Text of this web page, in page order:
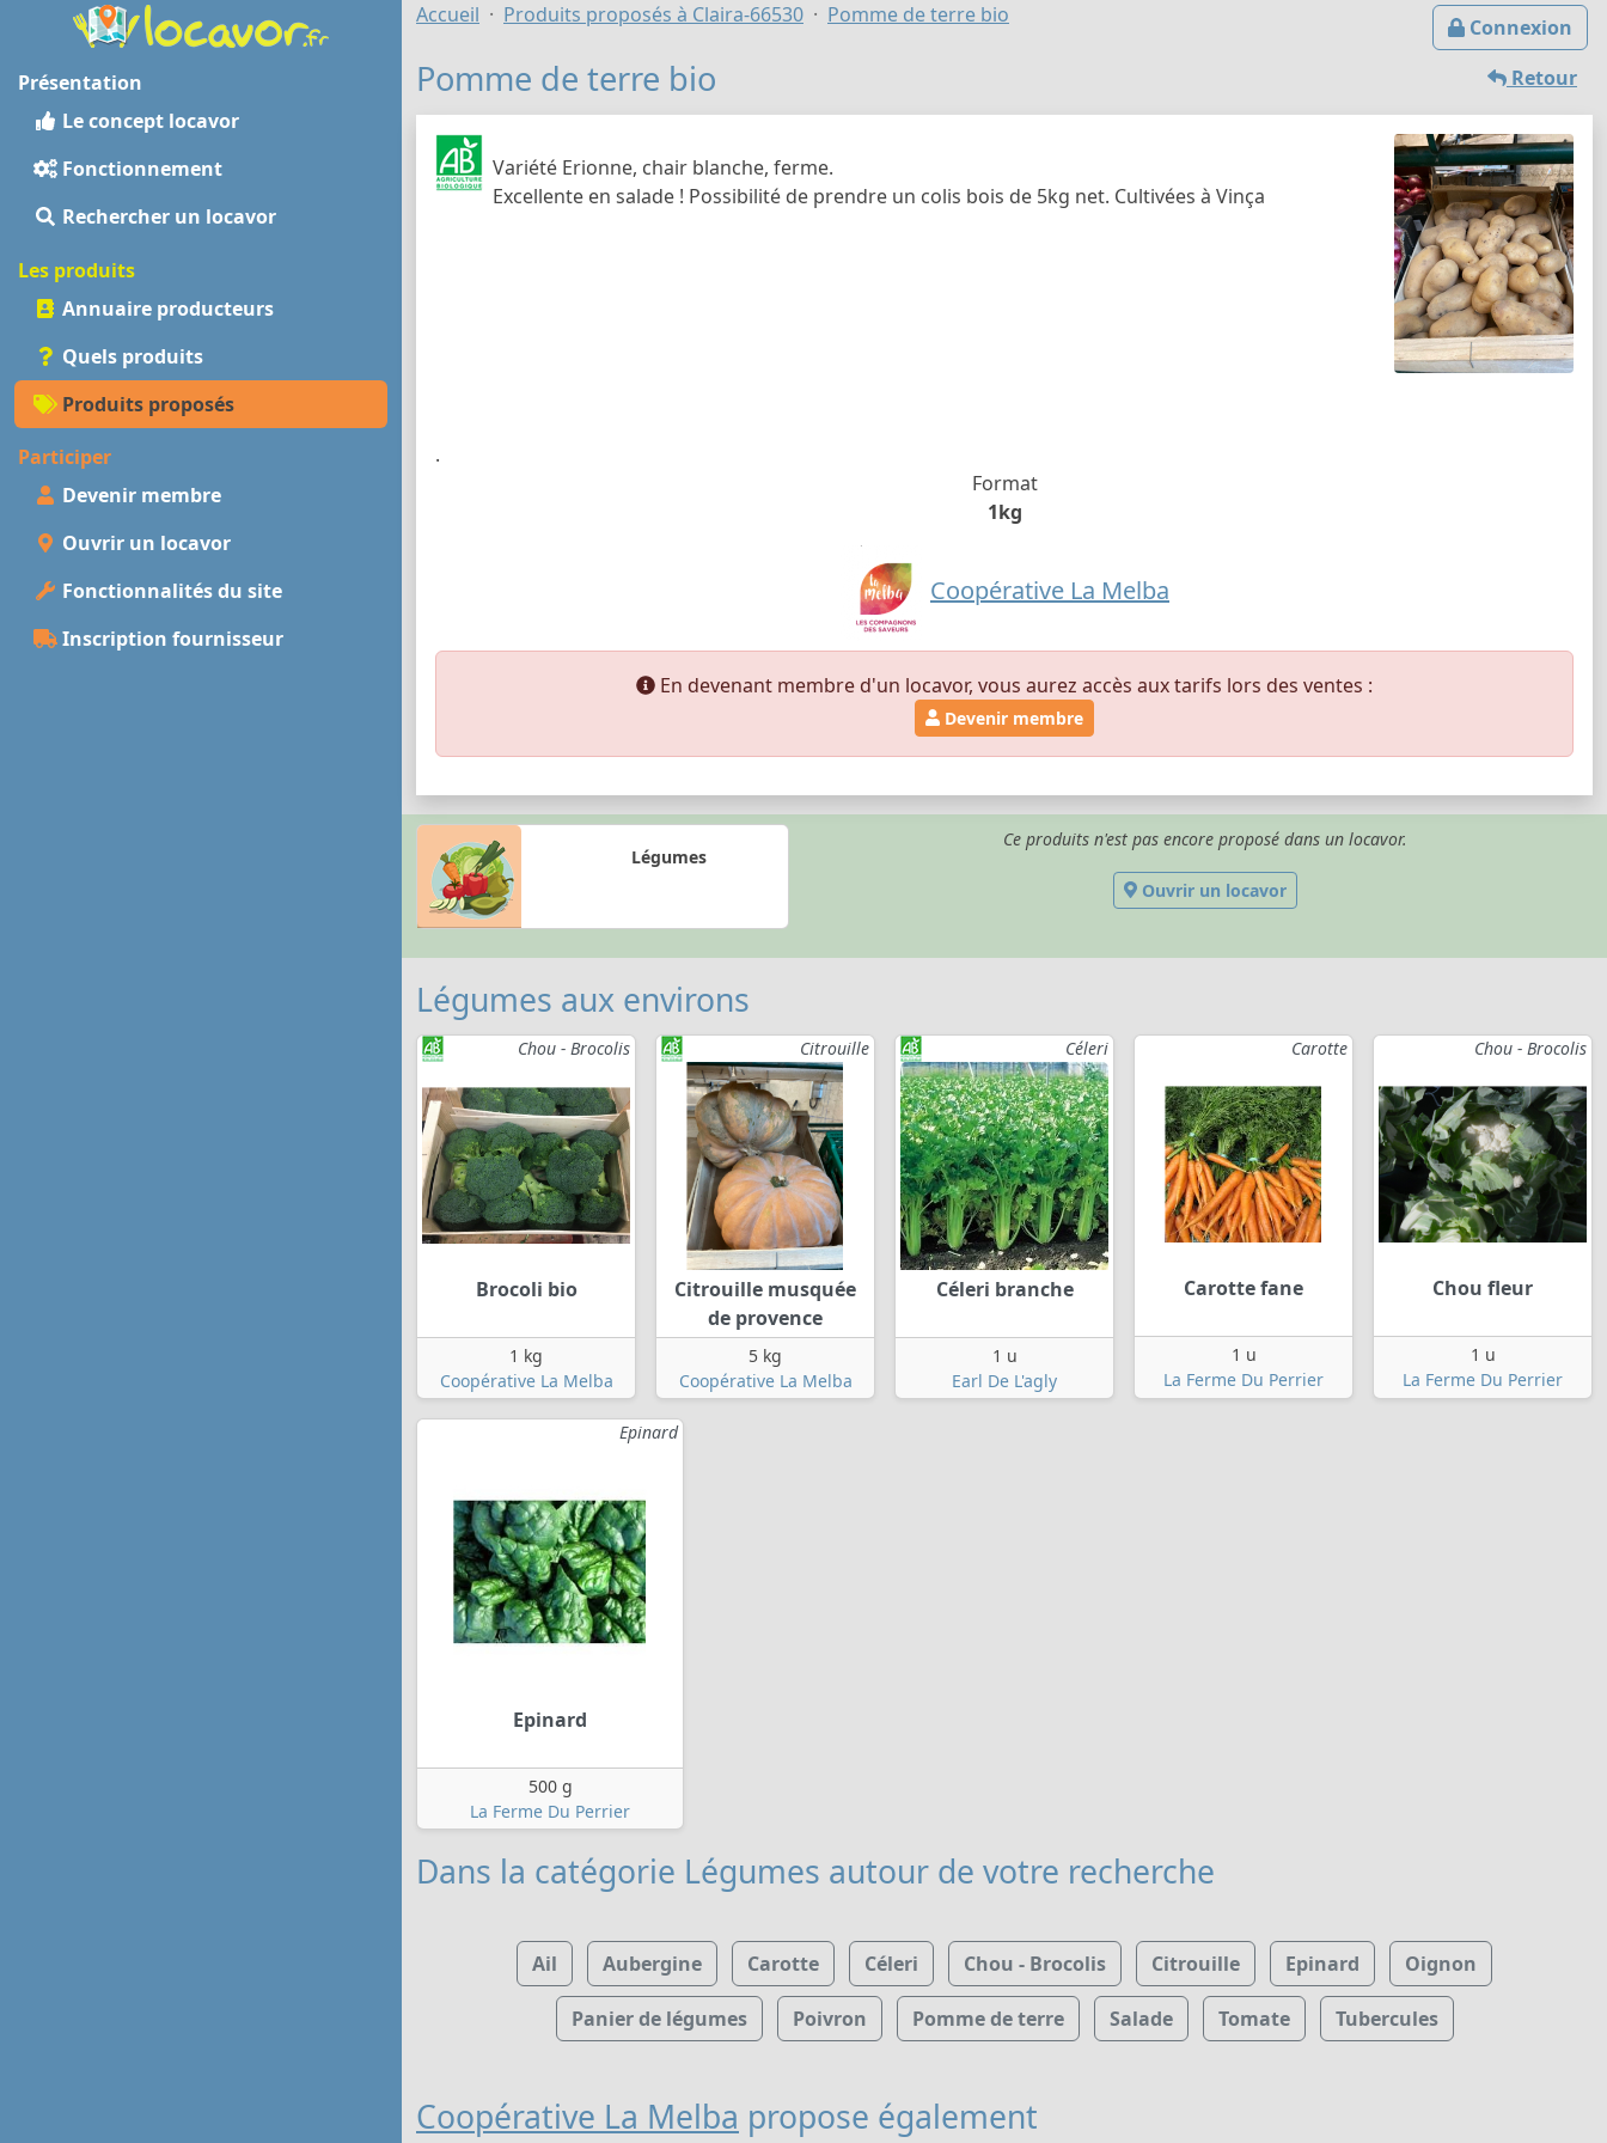
Présentation
Le concept locavor
Fonctionnement
Rechercher un locavor
Les produits
Annuaire producteurs
Quels produits
Produits proposés
Participer
Devenir membre
Ouvrir un locavor
Fonctionnalités du site
Inscription fournisseur
Connexion
Accueil Produits proposés à Claira-66530 Pomme de terre bio
Retour
Pomme de terre bio
Variété Erionne, chair blanche, ferme.
Excellente en salade ! Possibilité de prendre un colis bois de 5kg net. Cultivées à Vinça
.
Format
1kg
Coopérative La Melba
En devenant membre d'un locavor, vous aurez accès aux tarifs lors des ventes :
Devenir membre
Légumes
Ce produits n'est pas encore proposé dans un locavor.
Ouvrir un locavor
Légumes aux environs
Chou - Brocolis
Brocoli bio
1 kg
Coopérative La Melba
Citrouille
Citrouille musquée
de provence
5 kg
Coopérative La Melba
Céleri
Céleri branche
1 u
Earl De L'agly
Carotte
Carotte fane
1 u
La Ferme Du Perrier
Chou - Brocolis
Chou fleur
1 u
La Ferme Du Perrier
Epinard
Epinard
500 g
La Ferme Du Perrier
Dans la catégorie Légumes autour de votre recherche
Ail Aubergine Carotte Céleri Chou - Brocolis Citrouille Epinard Oignon
Panier de légumes Poivron Pomme de terre Salade Tomate Tubercules
Coopérative La Melba propose également